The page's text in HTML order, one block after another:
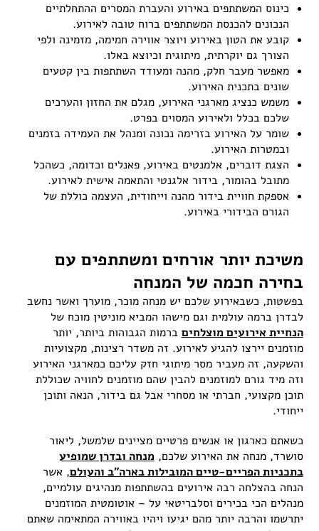
כינוס המשתתפים באירוע והעברת המסרים ההתחלתיים
הנכונים להכנסת המשתתפים ברוח טובה לאירוע.
קובע את הטון באירוע ויוצר אווירה חמימה, מזמינה ולפי
הצורך גם יוקרתית, מיתוגית וכיוצא באלו.
מאפשר מעבר חלק, מהנה ומעודד השתתפות בין קטעים
שונים בתכנית האירוע.
משמש כנציג מארגני האירוע, מגלם את החזון והערכים
שלכם בכלל ולאירוע המסוים בפרט.
שומר על האירוע בזרימה נכונה ומנהל את העמידה בזמנים
ובמטרות האירוע.
הצגת דוברים, אלמנטים באירוע, פאנלים וכדומה, כשהכל
מתובל בהומור, בידור אלגנטי והתאמה אישית לאירוע.
אספקת חוויית בידור מהנה וייחודית, העצמה כוללת של
הגורם הבידורי באירוע.
משיכת יותר אורחים ומשתתפים עם
בחירה חכמה של המנחה
בפשטות, כשבאירוע שלכם יש מנחה מוכר, מוערך ואשר נחשב
לבדרן ברמה עולמית וגם מישהו המביא מוניטין מוכח של
הנחיית אירועים מוצלחים ברמות הגבוהות ביותר, יותר
מוזמנים יירצו להגיע לאירוע. זה משדר רצינות, מקצועיות
והשקעה, זה מעביר מסר מיתוגי חזק עליכם כמארגני האירוע
וזה מיד גורם למוזמנים להבין שהם מוזמנים לחוויה שכוללת
תוכן מקצועי, חברתי או מסחרי אבל גם בידור, הנאה ותוכן
ייחודי.
כשאתם כארגון או אנשים פרטיים מציינים שלמשל, ליאור
סושרד, מנחה את האירוע שלכם,מנחה ובדרן שמופיע
בתכניות הפריים-טיים המובילות בארה"ב והעולם, אשר
הנחה בהצלחה רבה אירועים בהשתתפות מנהיגים עולמיים,
מנהלים הכי בכירים וסלבריטאי על – אוטומטית המוזמנים
יתרשמו והרבה יותר מהם יגיעו ויהיו באווירה המתאימה שאתם